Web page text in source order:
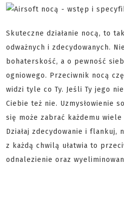
Skuteczne działanie nocą, to
odważnych i zdecydowanych.
bohaterskość, a o pewność
ogniowego. Przeciwnik nocą
widzi tyle co Ty. Jeśli Ty jego
Ciebie też nie. Uzmysłowienie
się może zabrać każdemu
Działaj zdecydowanie i flankuj,
z każdą chwilą ułatwia to
odnalezienie oraz